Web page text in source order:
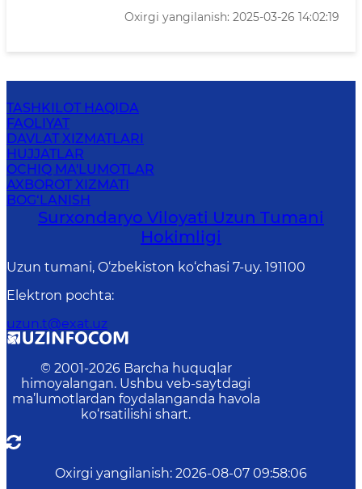
Oxirgi yangilanish: 2025-03-26 14:02:19
TASHKILOT HAQIDA
FAOLIYAT
DAVLAT XIZMATLARI
HUJJATLAR
OCHIQ MA'LUMOTLAR
AXBOROT XIZMATI
BOG‘LANISH
Surxondaryo Viloyati Uzun Tumani
Hokimligi
Uzun tumani, O‘zbekiston ko‘chasi 7-uy. 191100
Elektron pochta:
uzun.t@exat.uz
© 2001-2026 Barcha huquqlar
himoyalangan. Ushbu veb-saytdagi
ma’lumotlardan foydalanganda havola
ko‘rsatilishi shart.
Oxirgi yangilanish: 2026-08-07 09:58:06